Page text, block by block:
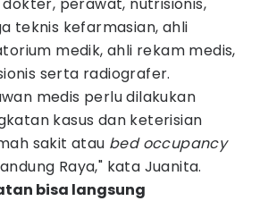
teknis kefarmasian, ahli
medik, ahli rekam medis,
serta radiografer.
medis perlu dilakukan
kasus dan keterisian
sakit atau bed occupancy
Raya," kata Juanita.
bisa langsung